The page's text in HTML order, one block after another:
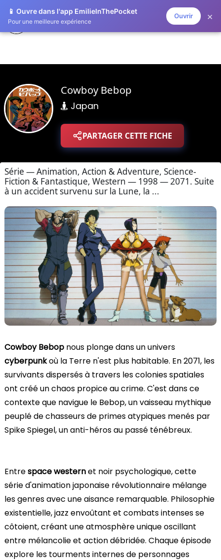
📱 Ouvre dans l'app EmilieInThePocket
Pour une meilleure expérience
Ouvrir ×
ZAPLISTOO
Cowboy Bebop
Japan
PARTAGER CETTE FICHE
Série — Animation, Action & Adventure, Science-
Fiction & Fantastique, Western — 1998 — 2071. Suite
à un accident survenu sur la Lune, la ...
Cowboy Bebop nous plonge dans un univers
cyberpunkoù la Terre n'est plus habitable. En 2071, les
survivants dispersés à travers les colonies spatiales
ont créé un chaos propice au crime. C'est dans ce
contexte que navigue le Bebop, un vaisseau mythique
peuplé de chasseurs de primes atypiques menés par
Spike Spiegel, un anti-héros au passé ténébreux.
Entrespace westernet noir psychologique, cette
série d'animation japonaise révolutionnaire mélange
les genres avec une aisance remarquable. Philosophie
existentielle, jazz envoûtant et combats intenses se
côtoient, créant une atmosphère unique oscillant
entre mélancolie et action débridée. Chaque épisode
explore les tourments internes de personnages